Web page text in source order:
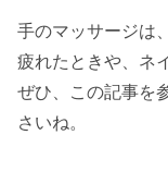
手のマッサージは
疲れたときや、ネ
ぜひ、この記事を
さいね。